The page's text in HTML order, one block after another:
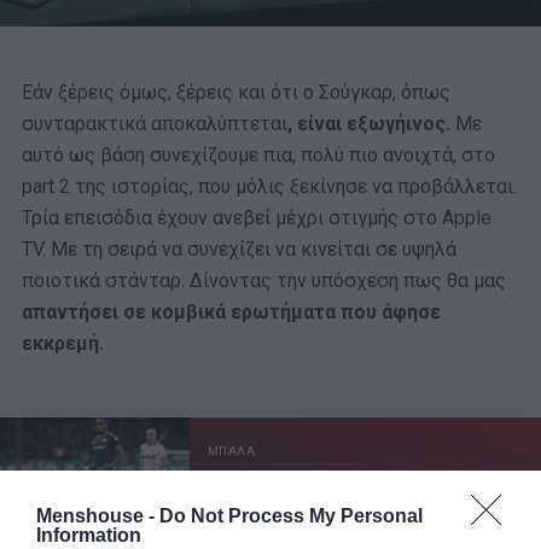
Menshouse - Do Not Process My Personal
Information
Εάν ξέρεις όμως, ξέρεις και ότι ο Σούγκαρ, όπως
συνταρακτικά αποκαλύπτεται, είναι εξωγήινος. Με
αυτό ως βάση συνεχίζουμε πια, πολύ πιο ανοιχτά, στο
part 2 της ιστορίας, που μόλις ξεκίνησε να προβάλλεται.
Τρία επεισόδια έχουν ανεβεί μέχρι στιγμής στο Apple
TV. Με τη σειρά να συνεχίζει να κινείται σε υψηλά
ποιοτικά στάνταρ. Δίνοντας την υπόσχεση πως θα μας
απαντήσει σε κομβικά ερωτήματα που άφησε
εκκρεμή.
ΜΠΑΛΑ